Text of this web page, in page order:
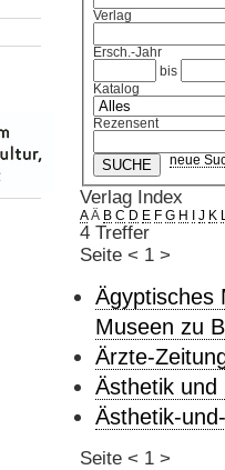
Verlag
Ersch.-Jahr
bis
Katalog
Rezensent
neue
Verlag Index
A Ä B C D E F G H J K
4 Treffer
Seite < 1 >
Ägyptisches
Museen zu
Ärzte-
Ästhetik und
Ästhetik-
Seite < 1 >